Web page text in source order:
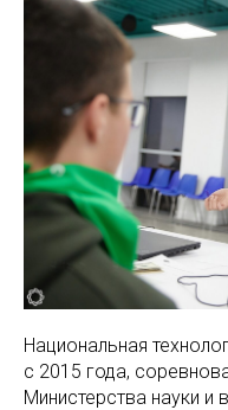
Национальная
с 2015 года,
Министерства науки